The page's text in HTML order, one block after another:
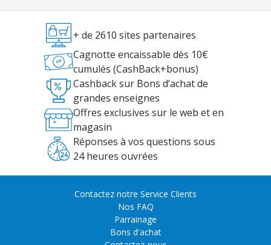
+ de 2610 sites partenaires
Cagnotte encaissable dès 10€
cumulés (CashBack+bonus)
Cashback sur Bons d’achat de
grandes enseignes
Offres exclusives sur le web et en
magasin
Réponses à vos questions sous
24 heures ouvrées
Contactez notre Service Clients
Nos FAQ
Parrainage
Bons d'achat